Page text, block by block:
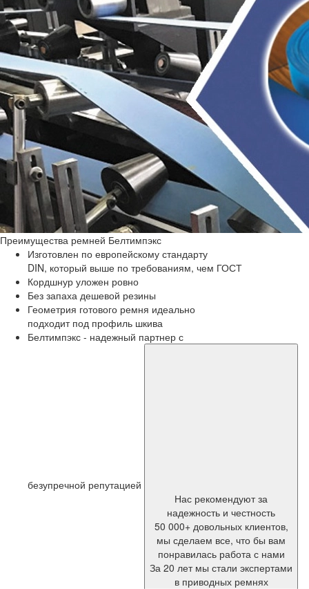
Преимущества ремней Белтимпэкс
Изготовлен по европейскому стандарту
DIN, который выше по требованиям, чем ГОСТ
Кордшнур уложен ровно
Без запаха дешевой резины
Геометрия готового ремня идеально
подходит под профиль шкива
Белтимпэкс - надежный партнер с
безупречной репутацией
Нас рекомендуют за
надежность и честность
50 000+ довольных клиентов,
мы сделаем все, что бы вам
понравилась работа с нами
За 20 лет мы стали экспертами
в приводных ремнях